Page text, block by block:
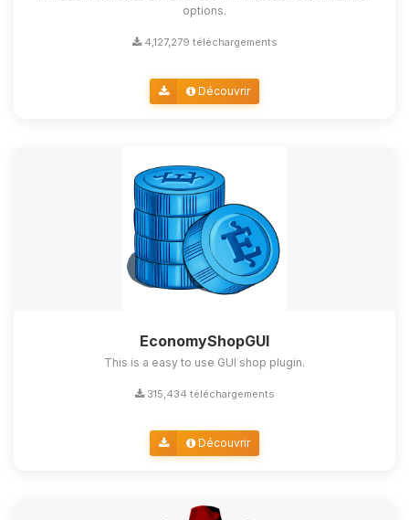
options.
4,127,279 téléchargements
Découvrir
EconomyShopGUI
This is a easy to use GUI shop plugin.
315,434 téléchargements
Découvrir